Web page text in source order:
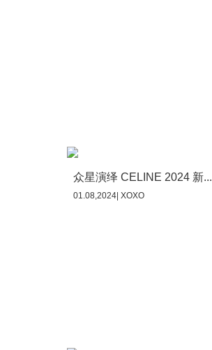
众星演绎 CELINE 2024 新...
01.08,2024| XOXO